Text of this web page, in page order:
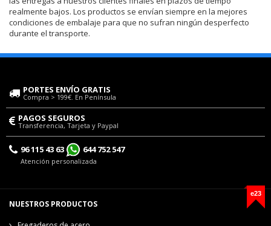
realmente bajos. Los productos se envían siempre en la mejores
condiciones de embalaje para que no sufran ningún desperfecto
durante el transporte.
PORTES ENVÍO GRATIS
Compra > 199€. En Península
PAGOS SEGUROS
Transferencia, Tarjeta y Paypal
96 115 43 63 644 752 547
Atención personalizada
e23
NUESTROS PRODUCTOS